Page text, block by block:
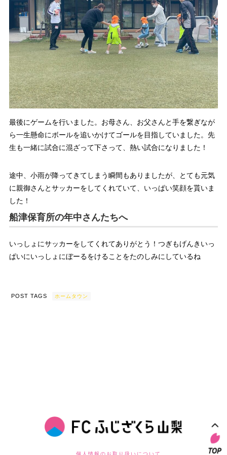
最後にゲームを行いました。お母さん、お父さんと手を繋ぎなが
ら一生懸命にボールを追いかけてゴールを目指していました。先
生も一緒に試合に混ざって下さって、熱い試合になりました！
途中、小雨が降ってきてしまう瞬間もありましたが、とても元気
に親御さんとサッカーをしてくれていて、いっぱい笑顔を貰いま
した！
船津保育所の年中さんたちへ
いっしょにサッカーをしてくれてありがとう！つぎもげんきいっ
ぱいにいっしょにぼーるをけることをたのしみにしているね
POST TAGS ホームタウン
個人情報のお取り扱いについて